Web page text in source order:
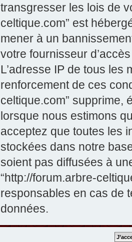
transgresser les lois de
celtique.com” est
mener à un
votre fournisseur
L’adresse IP de tous
renforcement de ces
celtique.com” supprime,
lorsque nous estimons
acceptez que toutes les
stockées dans notre
soient pas diffusées à
“http://forum.arbre-
responsables en cas de
données.